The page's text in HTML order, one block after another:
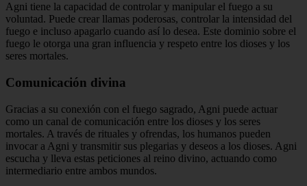
Agni tiene la capacidad de controlar y manipular el fuego a su
voluntad. Puede crear llamas poderosas, controlar la intensidad del
fuego e incluso apagarlo cuando así lo desea. Este dominio sobre el
fuego le otorga una gran influencia y respeto entre los dioses y los
seres mortales.
Comunicación divina
Gracias a su conexión con el fuego sagrado, Agni puede actuar
como un canal de comunicación entre los dioses y los seres
mortales. A través de rituales y ofrendas, los humanos pueden
invocar a Agni y transmitir sus plegarias y deseos a los dioses. Agni
escucha y lleva estas peticiones al reino divino, actuando como
intermediario entre ambos mundos.